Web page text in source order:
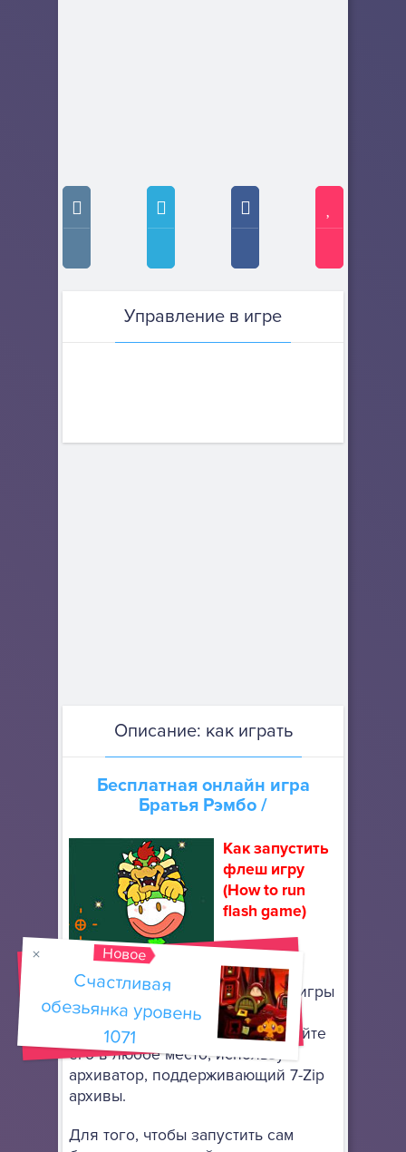
Управление в игре
Описание: как играть
Бесплатная онлайн игра
Братья Рэмбо /
Как запустить
флеш игру
(How to run
flash game)
Скачайте
портативный браузер Mozilla
Firefox, чтобы запускать флеш игры
онлайн. Он не требует особой
установки: просто разархивируйте
его в любое место, используя
архиватор, поддерживающий 7-Zip
архивы.
Для того, чтобы запустить сам
Новое
Счастливая
обезьянка уровень
1071